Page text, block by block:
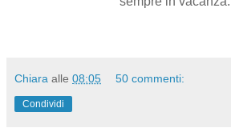
Chiara alle 08:05 50 commenti:
Condividi